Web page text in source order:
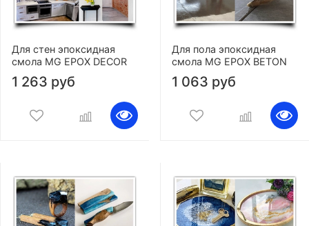
Для стен эпоксидная
смола MG EPOX DECOR
1 263 руб
Для пола эпоксидная
смола MG EPOX BETON
1 063 руб